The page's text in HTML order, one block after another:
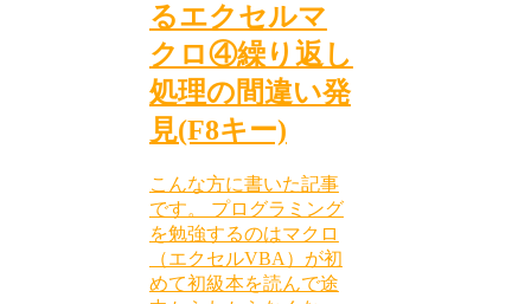
るエクセルマ
クロ④繰り返し
処理の間違い発
見(F8キー)
こんな方に書いた記事
です。 プログラミング
を勉強するのはマクロ
（エクセルVBA）が初
めて初級本を読んで途